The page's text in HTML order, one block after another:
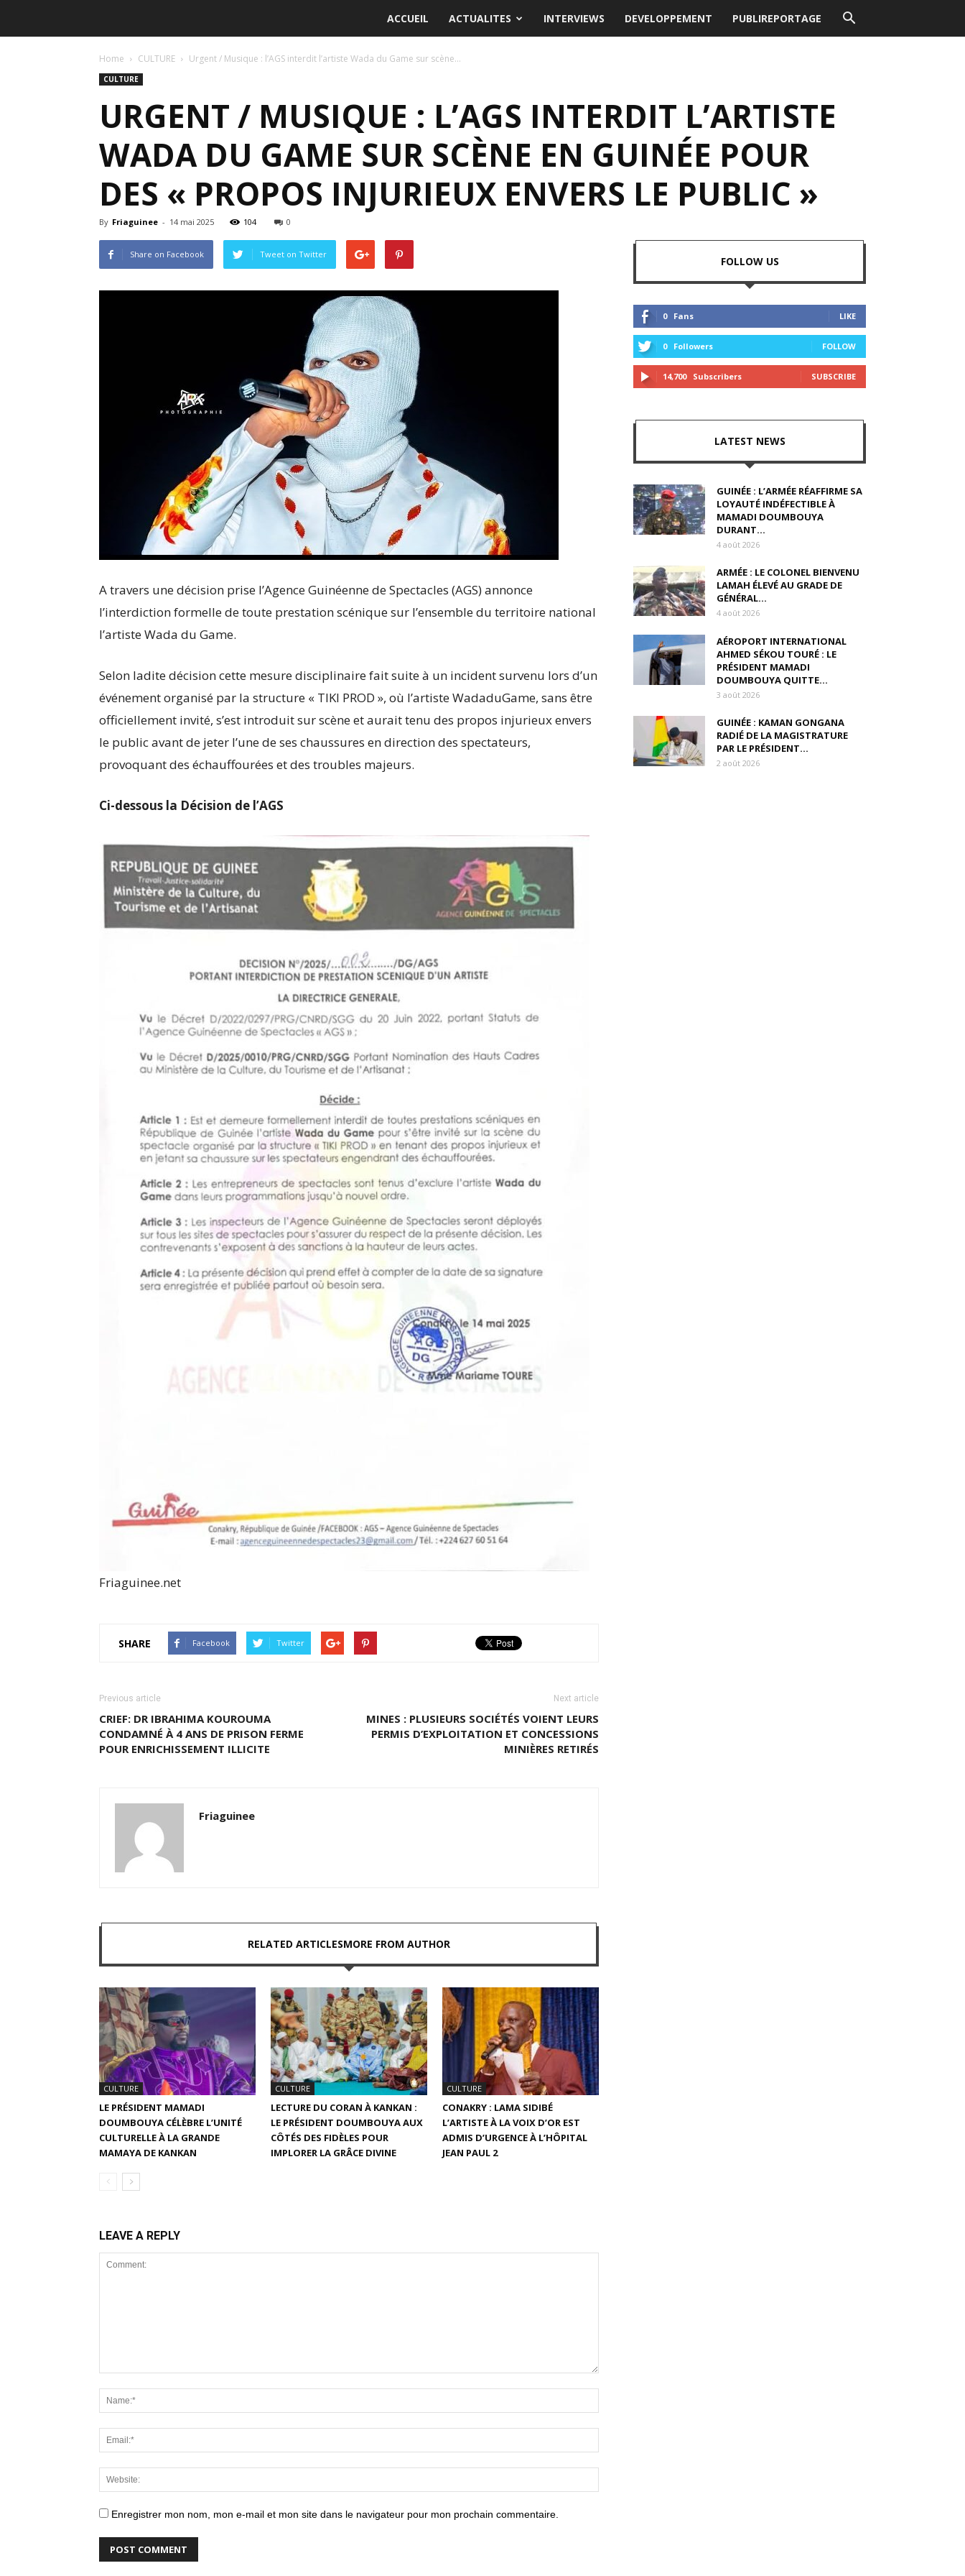
ACCUEIL ACTUALITES INTERVIEWS DEVELOPPEMENT PUBLIREPORTAGE
Home CULTURE Urgent / Musique : l’AGS interdit l’artiste Wada du Game sur scène...
CULTURE
URGENT / MUSIQUE : L’AGS INTERDIT L’ARTISTE
WADA DU GAME SUR SCÈNE EN GUINÉE POUR
DES « PROPOS INJURIEUX ENVERS LE PUBLIC »
By Friaguinee - 14 mai 2025 104 0
Share on Facebook Tweet on Twitter
A travers une décision prise l’Agence Guinéenne de Spectacles (AGS) annonce
l’interdiction formelle de toute prestation scénique sur l’ensemble du territoire national
l’artiste Wada du Game.
Selon ladite décision cette mesure disciplinaire fait suite à un incident survenu lors d’un
événement organisé par la structure « TIKI PROD », où l’artiste WadaduGame, sans être
officiellement invité, s’est introduit sur scène et aurait tenu des propos injurieux envers
le public avant de jeter l’une de ses chaussures en direction des spectateurs,
provoquant des échauffourées et des troubles majeurs.
Ci-dessous la Décision de l’AGS
Friaguinee.net
SHARE Facebook Twitter
Previous article
CRIEF: DR IBRAHIMA KOUROUMA
CONDAMNÉ À 4 ANS DE PRISON FERME
POUR ENRICHISSEMENT ILLICITE
Next article
MINES : PLUSIEURS SOCIÉTÉS VOIENT LEURS
PERMIS D’EXPLOITATION ET CONCESSIONS
MINIÈRES RETIRÉS
Friaguinee
RELATED ARTICLESMORE FROM AUTHOR
CULTURE
LE PRÉSIDENT MAMADI
DOUMBOUYA CÉLÈBRE L’UNITÉ
CULTURELLE À LA GRANDE
MAMAYA DE KANKAN
CULTURE
LECTURE DU CORAN À KANKAN :
LE PRÉSIDENT DOUMBOUYA AUX
CÔTÉS DES FIDÈLES POUR
IMPLORER LA GRÂCE DIVINE
CULTURE
CONAKRY : LAMA SIDIBÉ
L’ARTISTE À LA VOIX D’OR EST
ADMIS D’URGENCE À L’HÔPITAL
JEAN PAUL 2
LEAVE A REPLY
Enregistrer mon nom, mon e-mail et mon site dans le navigateur pour mon prochain commentaire.
FOLLOW US
0 Fans LIKE
0 Followers FOLLOW
14,700 Subscribers SUBSCRIBE
LATEST NEWS
GUINÉE : L’ARMÉE RÉAFFIRME SA
LOYAUTÉ INDÉFECTIBLE À
MAMADI DOUMBOUYA
DURANT...
4 août 2026
ARMÉE : LE COLONEL BIENVENU
LAMAH ÉLEVÉ AU GRADE DE
GÉNÉRAL...
4 août 2026
AÉROPORT INTERNATIONAL
AHMED SÉKOU TOURÉ : LE
PRÉSIDENT MAMADI
DOUMBOUYA QUITTE...
3 août 2026
GUINÉE : KAMAN GONGANA
RADIÉ DE LA MAGISTRATURE
PAR LE PRÉSIDENT...
2 août 2026